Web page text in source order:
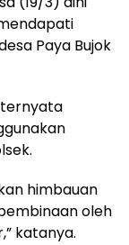
Paya Bujok
himbauan
oleh
katanya.